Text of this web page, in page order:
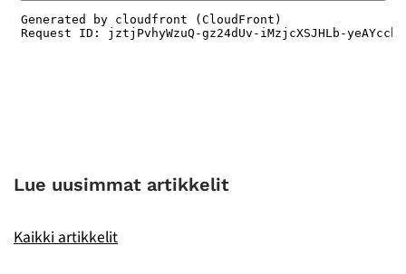
Lue uusimmat artikkelit
Kaikki artikkelit